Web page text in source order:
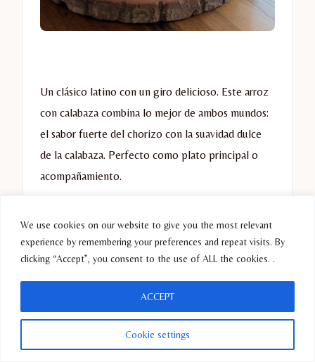
We use cookies on our website to give you the most relevant
experience by remembering your preferences and repeat visits. By
clicking “Accept”, you consent to the use of ALL the cookies. .
Cookie settings
ACCEPT
Un clásico latino con un giro delicioso. Este arroz
con calabaza combina lo mejor de ambos mundos:
el sabor fuerte del chorizo con la suavidad dulce
de la calabaza. Perfecto como plato principal o
acompañamiento.
Ingredientes:
1 taza de arroz amarillo
150 g de chorizo
1 diente de ajo